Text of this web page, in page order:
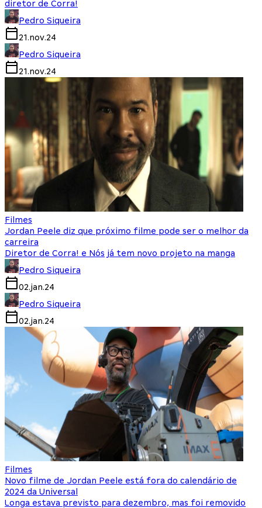
diretor de Corra!
Pedro Siqueira
21.nov.24
Pedro Siqueira
21.nov.24
Filmes
Jordan Peele diz que próximo filme pode ser o melhor da
carreira
Diretor de Corra! e Nós já tem novo projeto na manga
Pedro Siqueira
02.jan.24
Pedro Siqueira
02.jan.24
Filmes
Novo filme de Jordan Peele está fora do calendário de
2024 da Universal
Longa estava previsto para dezembro, mas foi removido